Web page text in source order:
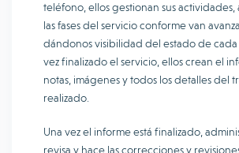
teléfono, ellos gestionan sus actividades,
las fases del servicio conforme van
dándonos visibilidad del estado de cada
vez finalizado el servicio, ellos crean el
notas, imágenes y todos los detalles del
realizado.
Una vez el informe está finalizado,
revisa y hace las correcciones y